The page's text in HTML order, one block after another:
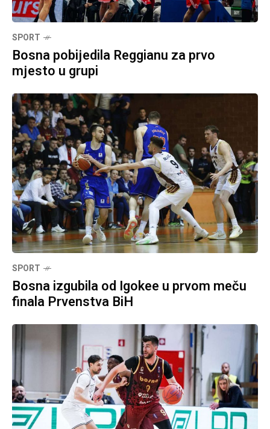
SPORT
Bosna pobijedila Reggianu za prvo
mjesto u grupi
SPORT
Bosna izgubila od Igokee u prvom meču
finala Prvenstva BiH